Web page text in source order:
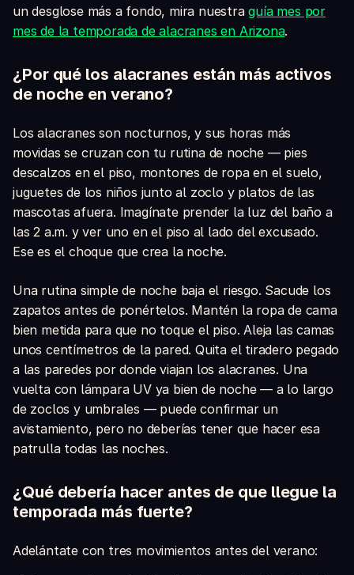
un desglose más a fondo, mira nuestraguía mes por
mes de la temporada de alacranes en Arizona.
¿Por qué los alacranes están más activos
de noche en verano?
Los alacranes son nocturnos, y sus horas más
movidas se cruzan con tu rutina de noche — pies
descalzos en el piso, montones de ropa en el suelo,
juguetes de los niños junto al zoclo y platos de las
mascotas afuera. Imagínate prender la luz del baño a
las 2 a.m. y ver uno en el piso al lado del excusado.
Ese es el choque que crea la noche.
Una rutina simple de noche baja el riesgo. Sacude los
zapatos antes de ponértelos. Mantén la ropa de cama
bien metida para que no toque el piso. Aleja las camas
unos centímetros de la pared. Quita el tiradero pegado
a las paredes por donde viajan los alacranes. Una
vuelta con lámpara UV ya bien de noche — a lo largo
de zoclos y umbrales — puede confirmar un
avistamiento, pero no deberías tener que hacer esa
patrulla todas las noches.
¿Qué debería hacer antes de que llegue la
temporada más fuerte?
Adelántate con tres movimientos antes del verano: